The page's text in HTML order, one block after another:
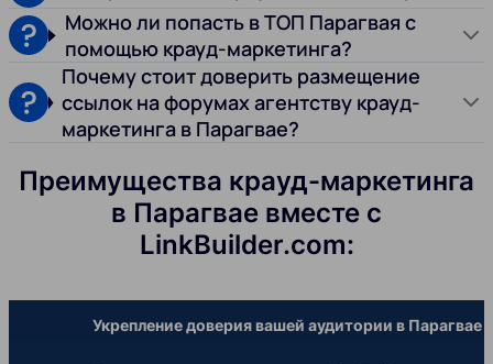
Можно ли попасть в ТОП Парагвая с
помощью крауд-маркетинга?
Почему стоит доверить размещение
ссылок на форумах агентству крауд-
маркетинга в Парагвае?
Преимущества крауд-маркетинга
в Парагвае вместе с
LinkBuilder.com:
Укрепление доверия вашей аудитории в Парагвае